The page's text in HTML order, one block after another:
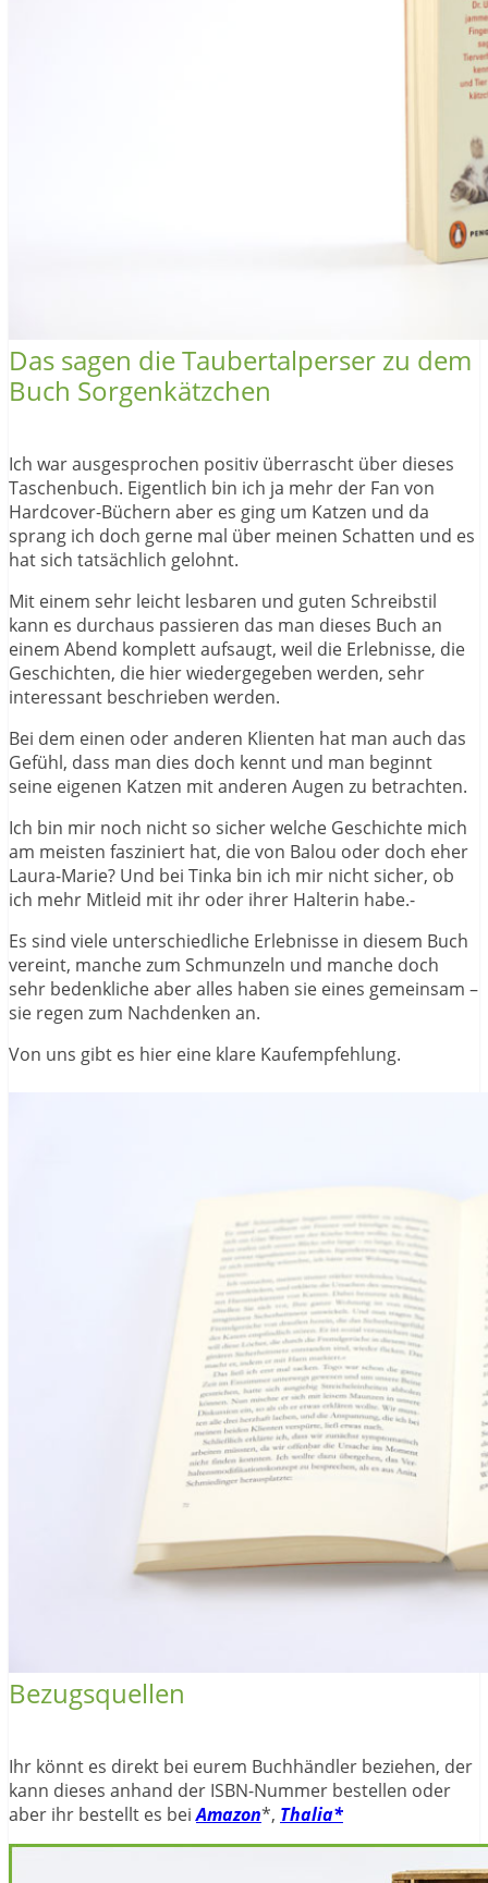
Das sagen die Taubertalperser zu dem
Buch Sorgenkätzchen
Ich war ausgesprochen positiv überrascht über dieses
Taschenbuch. Eigentlich bin ich ja mehr der Fan von
Hardcover-Büchern aber es ging um Katzen und da
sprang ich doch gerne mal über meinen Schatten und es
hat sich tatsächlich gelohnt.
Mit einem sehr leicht lesbaren und guten Schreibstil
kann es durchaus passieren das man dieses Buch an
einem Abend komplett aufsaugt, weil die Erlebnisse, die
Geschichten, die hier wiedergegeben werden, sehr
interessant beschrieben werden.
Bei dem einen oder anderen Klienten hat man auch das
Gefühl, dass man dies doch kennt und man beginnt
seine eigenen Katzen mit anderen Augen zu betrachten.
Ich bin mir noch nicht so sicher welche Geschichte mich
am meisten fasziniert hat, die von Balou oder doch eher
Laura-Marie? Und bei Tinka bin ich mir nicht sicher, ob
ich mehr Mitleid mit ihr oder ihrer Halterin habe.-
Es sind viele unterschiedliche Erlebnisse in diesem Buch
vereint, manche zum Schmunzeln und manche doch
sehr bedenkliche aber alles haben sie eines gemeinsam –
sie regen zum Nachdenken an.
Von uns gibt es hier eine klare Kaufempfehlung.
Bezugsquellen
Ihr könnt es direkt bei eurem Buchhändler beziehen, der
kann dieses anhand der ISBN-Nummer bestellen oder
aber ihr bestellt es beiAmazon*, Thalia*